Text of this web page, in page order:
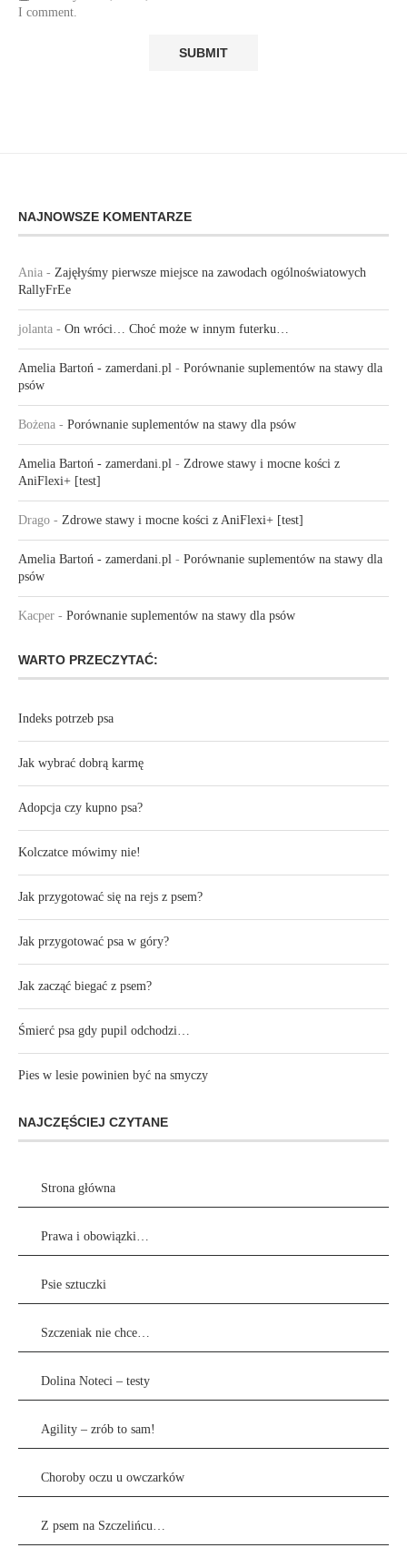
I comment.
NAJNOWSZE KOMENTARZE
Ania - Zajęłyśmy pierwsze miejsce na zawodach ogólnoświatowych
RallyFrEe
jolanta - On wróci… Choć może w innym futerku…
Amelia Bartoń - zamerdani.pl - Porównanie suplementów na stawy dla
psów
Bożena - Porównanie suplementów na stawy dla psów
Amelia Bartoń - zamerdani.pl - Zdrowe stawy i mocne kości z
AniFlexi+ [test]
Drago - Zdrowe stawy i mocne kości z AniFlexi+ [test]
Amelia Bartoń - zamerdani.pl - Porównanie suplementów na stawy dla
psów
Kacper - Porównanie suplementów na stawy dla psów
WARTO PRZECZYTAĆ:
Indeks potrzeb psa
Jak wybrać dobrą karmę
Adopcja czy kupno psa?
Kolczatce mówimy nie!
Jak przygotować się na rejs z psem?
Jak przygotować psa w góry?
Jak zacząć biegać z psem?
Śmierć psa gdy pupil odchodzi…
Pies w lesie powinien być na smyczy
NAJCZĘŚCIEJ CZYTANE
Strona główna
Prawa i obowiązki…
Psie sztuczki
Szczeniak nie chce…
Dolina Noteci – testy
Agility – zrób to sam!
Choroby oczu u owczarków
Z psem na Szczelińcu…